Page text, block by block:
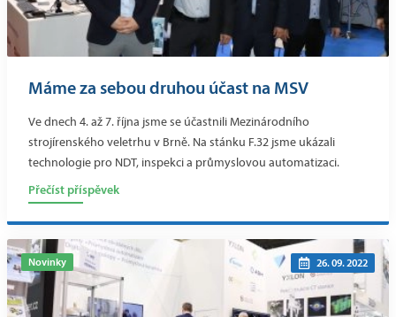
Máme za sebou druhou účast na MSV
Ve dnech 4. až 7. října jsme se účastnili Mezinárodního
strojírenského veletrhu v Brně. Na stánku F.32 jsme ukázali
technologie pro NDT, inspekci a průmyslovou automatizaci.
Přečíst příspěvek
Novinky 26. 09. 2022